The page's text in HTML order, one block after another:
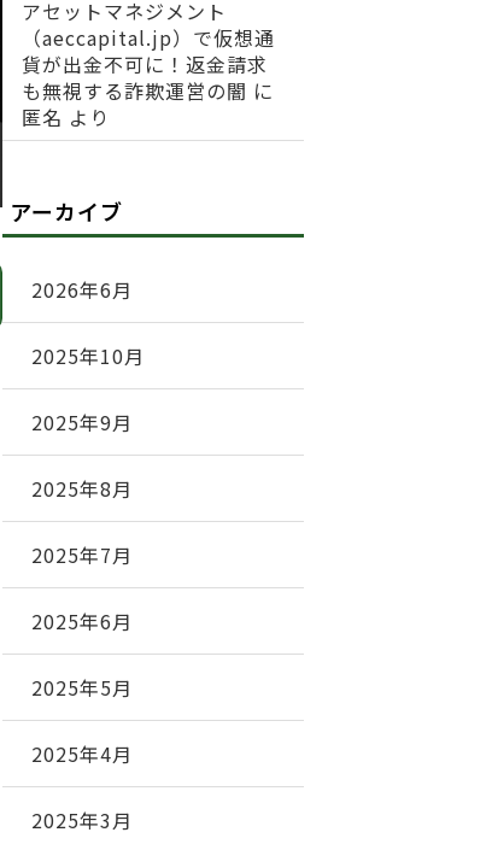
アセットマネジメント
（aeccapital.jp）で仮想通
貨が出金不可に！返金請求
も無視する詐欺運営の闇 に
匿名 より
アーカイブ
2026年6月
2025年10月
2025年9月
2025年8月
2025年7月
2025年6月
2025年5月
2025年4月
2025年3月